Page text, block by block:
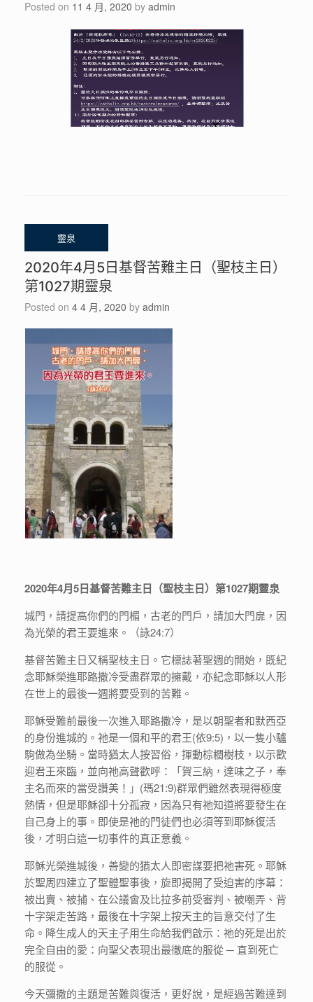
Posted on 11 4 月, 2020 by admin
2020年4月5日基督苦難主日（聖枝主日）
第1027期靈泉
Posted on 4 4 月, 2020 by admin
2020年4月5日基督苦難主日（聖枝主日）第1027期靈泉
城門，請提高你們的門楣，古老的門戶，請加大門扉，因
為光榮的君王要進來。（詠24:7）
基督苦難主日又稱聖枝主日。它標誌著聖週的開始，既紀
念耶穌榮進耶路撒冷受盡群眾的擁戴，亦紀念耶穌以人形
在世上的最後一週將要受到的苦難。
耶穌受難前最後一次進入耶路撒冷，是以朝聖者和默西亞
的身份進城的。祂是一個和平的君王(依9:5)，以一隻小驢
駒做為坐騎。當時猶太人按習俗，揮動棕櫚樹枝，以示歡
迎君王來臨，並向祂高聲歡呼：「賀三納，達味之子，奉
主名而來的當受讚美！」(瑪21:9)群眾們雖然表現得極度
熱情，但是耶穌卻十分孤寂，因為只有祂知道將要發生在
自己身上的事。即使是祂的門徒們也必須等到耶穌復活
後，才明白這一切事件的真正意義。
耶穌光榮進城後，善變的猶太人即密謀要把祂害死。耶穌
於聖周四建立了聖體聖事後，旋即揭開了受迫害的序幕：
被出賣、被捕、在公議會及比拉多前受審判、被嘲弄、背
十字架走苦路，最後在十字架上按天主的旨意交付了生
命。降生成人的天主子用生命給我們啟示：祂的死是出於
完全自由的愛：向聖父表現出最徹底的服從 ─ 直到死亡
的服從。
今天彌撒的主題是苦難與復活，更好說，是經過苦難達到